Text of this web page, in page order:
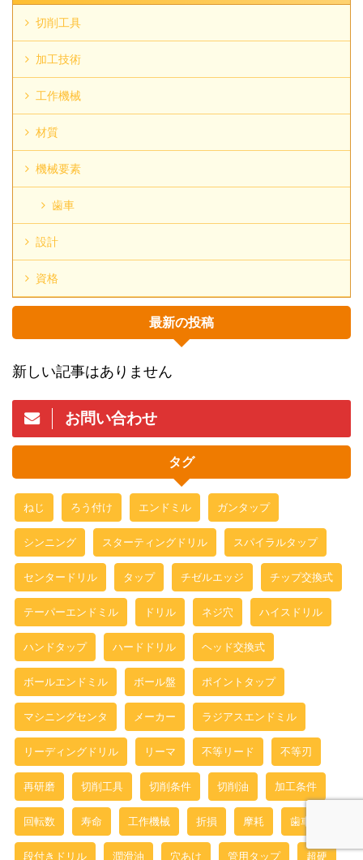
切削工具
加工技術
工作機械
材質
機械要素
歯車
設計
資格
最新の投稿
新しい記事はありません
お問い合わせ
タグ
ねじ ろう付け エンドミル ガンタップ
シンニング スターティングドリル スパイラルタップ
センタードリル タップ チゼルエッジ チップ交換式
テーパーエンドミル ドリル ネジ穴 ハイスドリル
ハンドタップ ハードドリル ヘッド交換式
ボールエンドミル ボール盤 ポイントタップ
マシニングセンタ メーカー ラジアスエンドミル
リーディングドリル リーマ 不等リード 不等刃
再研磨 切削工具 切削条件 切削油 加工条件
回転数 寿命 工作機械 折損 摩耗 歯車
段付きドリル 潤滑油 穴あけ 管用タップ 超硬